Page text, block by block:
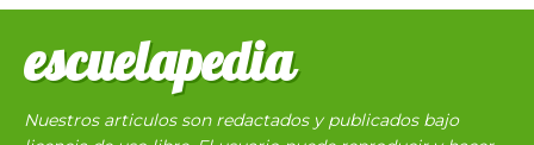
escuelapedia
Nuestros articulos son redactados y publicados bajo